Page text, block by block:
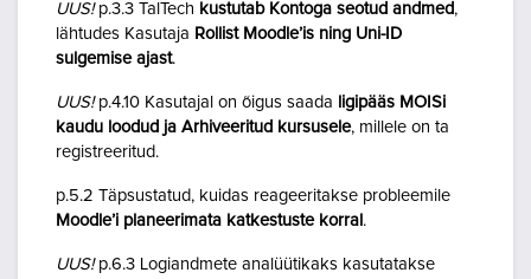
UUS!p.3.3 TalTech kustutab Kontoga seotud andmed,
lähtudes Kasutaja Rollist Moodle’is ning Uni-ID
sulgemise ajast.
UUS!p.4.10 Kasutajal on õigus saada ligipääs MOISi
kaudu loodud ja Arhiveeritud kursusele, millele on ta
registreeritud.
p.5.2 Täpsustatud, kuidas reageeritakse probleemile
Moodle’i planeerimata katkestuste korral .
UUS!p.6.3 Logiandmete analüütikaks kasutatakse